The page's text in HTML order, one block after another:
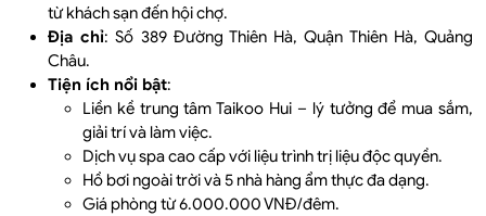
từ khách sạn đến hội chợ.
Địa chỉ: Số 389 Đường Thiên Hà, Quận Thiên Hà, Quảng
Châu.
Tiện ích nổi bật:
Liền kề trung tâm Taikoo Hui – lý tưởng để mua sắm,
giải trí và làm việc.
Dịch vụ spa cao cấp với liệu trình trị liệu độc quyền.
Hồ bơi ngoài trời và 5 nhà hàng ẩm thực đa dạng.
Giá phòng từ 6.000.000 VNĐ/đêm.